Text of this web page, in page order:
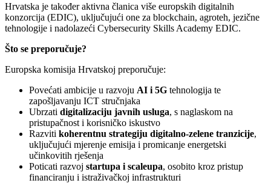
Hrvatska je također aktivna članica više europskih digitalnih
konzorcija (EDIC), uključujući one za blockchain, agroteh, jezične
tehnologije i nadolazeći Cybersecurity Skills Academy EDIC.
Što se preporučuje?
Europska komisija Hrvatskoj preporučuje:
Povećati ambicije u razvoju AI i 5G tehnologija te
zapošljavanju ICT stručnjaka
Ubrzati digitalizaciju javnih usluga, s naglaskom na
pristupačnost i korisničko iskustvo
Razviti koherentnu strategiju digitalno-zelene tranzicije,
uključujući mjerenje emisija i promicanje energetski
učinkovitih rješenja
Poticati razvoj startupa i scaleupa, osobito kroz pristup
financiranju i istraživačkoj infrastrukturi